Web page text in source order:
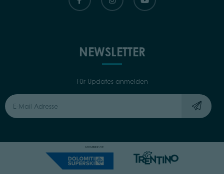
NEWSLETTER
Für Updates anmelden